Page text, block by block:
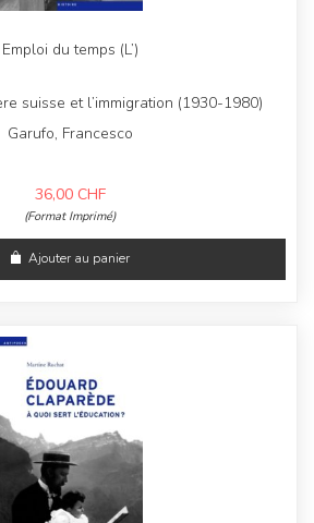
Emploi du temps (L’)
suisse et l’immigration (1930-1980)
Garufo, Francesco
36,00 CHF
(Format Imprimé)
Ajouter au panier